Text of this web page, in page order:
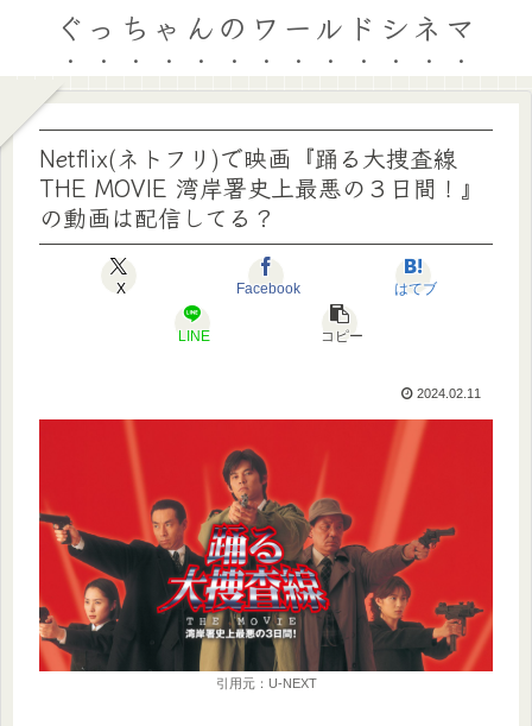
ぐっちゃんのワールドシネマ
Netflix(ネトフリ)で映画『踊る大捜査線
THE MOVIE 湾岸署史上最悪の３日間！』
の動画は配信してる？
X Facebook はてブ
LINE コピー
2024.02.11
引用元：U-NEXT